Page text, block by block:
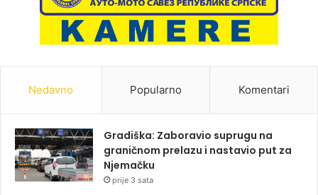
Nedavno Popularno Komentari
Gradiška: Zaboravio suprugu na
graničnom prelazu i nastavio put za
Njemačku
prije 3 sata